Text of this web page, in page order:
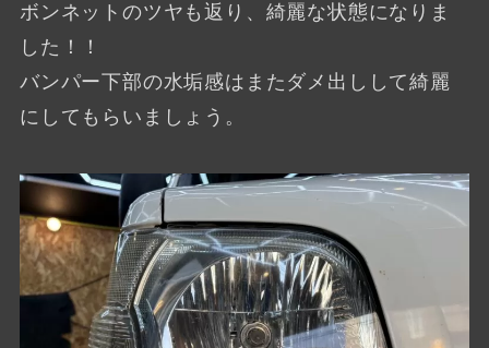
ボンネットのツヤも返り、綺麗な状態になりま
した！！
バンパー下部の水垢感はまたダメ出しして綺麗
にしてもらいましょう。